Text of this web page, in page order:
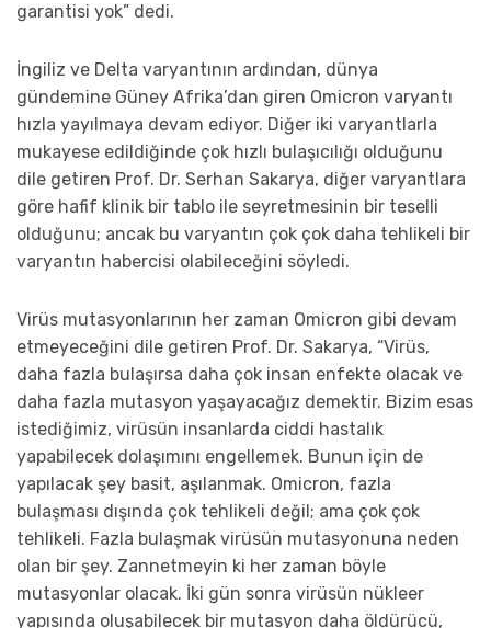
garantisi yok” dedi.
İngiliz ve Delta varyantının ardından, dünya
gündemine Güney Afrika’dan giren Omicron varyantı
hızla yayılmaya devam ediyor. Diğer iki varyantlarla
mukayese edildiğinde çok hızlı bulaşıcılığı olduğunu
dile getiren Prof. Dr. Serhan Sakarya, diğer varyantlara
göre hafif klinik bir tablo ile seyretmesinin bir teselli
olduğunu; ancak bu varyantın çok çok daha tehlikeli bir
varyantın habercisi olabileceğini söyledi.
Virüs mutasyonlarının her zaman Omicron gibi devam
etmeyeceğini dile getiren Prof. Dr. Sakarya, “Virüs,
daha fazla bulaşırsa daha çok insan enfekte olacak ve
daha fazla mutasyon yaşayacağız demektir. Bizim esas
istediğimiz, virüsün insanlarda ciddi hastalık
yapabilecek dolaşımını engellemek. Bunun için de
yapılacak şey basit, aşılanmak. Omicron, fazla
bulaşması dışında çok tehlikeli değil; ama çok çok
tehlikeli. Fazla bulaşmak virüsün mutasyonuna neden
olan bir şey. Zannetmeyin ki her zaman böyle
mutasyonlar olacak. İki gün sonra virüsün nükleer
yapısında oluşabilecek bir mutasyon daha öldürücü,